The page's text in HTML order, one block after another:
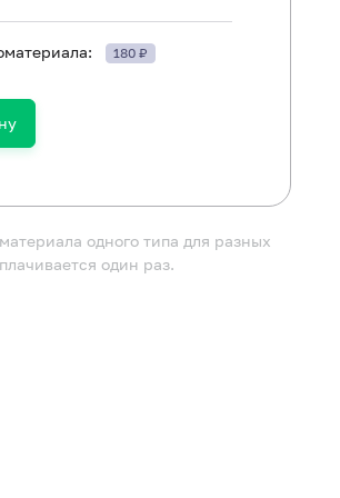
жирную пищу в течение 24 часов
и эмоциональное
минут до исследования.
180 ₽
одного типа для разных
один раз.